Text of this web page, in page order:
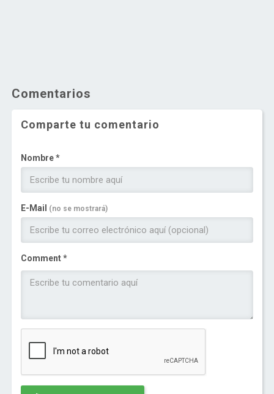
Comentarios
Comparte tu comentario
Nombre *
E-Mail (no se mostrará)
Comment *